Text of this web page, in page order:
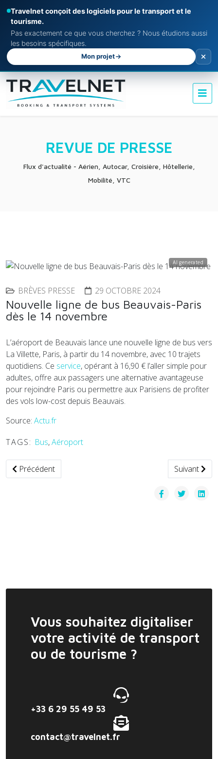
Travelnet conçoit des logiciels pour le transport et le
tourisme.
Pas exactement ce que vous cherchez ? Nous étudions aussi
les besoins spécifiques.
Mon projet
REVUE DE PRESSE
Flux d'actualité - Aérien, Autocar, Croisière, Hôtellerie,
Mobilité, VTC
AI generated
BRÈVES PRESSE 29 OCTOBRE 2024
Nouvelle ligne de bus Beauvais-Paris
dès le 14 novembre
L’aéroport de Beauvais lance une nouvelle ligne de bus vers
La Villette, Paris, à partir du 14 novembre, avec 10 trajets
quotidiens. Ce service, opérant à 16,90 € l’aller simple pour
adultes, offre aux passagers une alternative avantageuse
pour rejoindre Paris ou permettre aux Parisiens de profiter
des vols low-cost depuis Beauvais.
Source: Actu.fr
TAGS: Bus,Aéroport
Article précédent : Bilan de renouvellement des taxis au
Précédent Article
Suivant
Vous souhaitez digitaliser
votre activité de transport
ou de tourisme ?
+33 6 29 55 49 53
contact@travelnet.fr